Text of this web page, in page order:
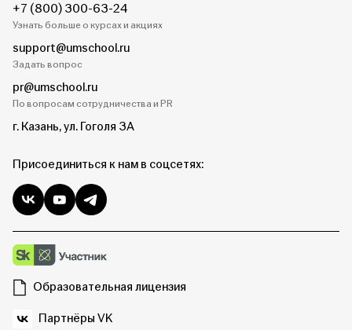
+7 (800) 300-63-24
Узнать больше о курсах и акциях
support@umschool.ru
Задать вопрос
pr@umschool.ru
По вопросам сотрудничества и PR
г. Казань, ул. Гоголя 3А
Присоединиться к нам в соцсетях:
Образовательная лицензия
Партнёры VK